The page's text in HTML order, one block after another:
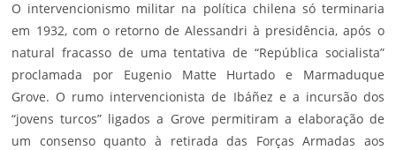
O intervencionismo militar na política chilena só terminaria
em 1932, com o retorno de Alessandri à presidência, após o
natural fracasso de uma tentativa de “República socialista”
proclamada por Eugenio Matte Hurtado e Marmaduque
Grove. O rumo intervencionista de Ibáñez e a incursão dos
“jovens turcos” ligados a Grove permitiram a elaboração de
um consenso quanto à retirada das Forças Armadas aos